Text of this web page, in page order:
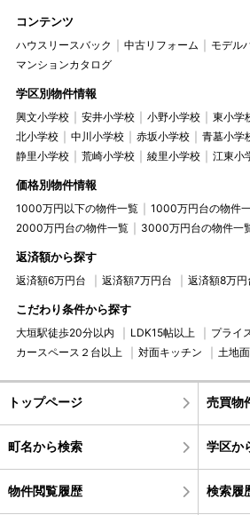
コンテンツ
ハウスリースバック 中古リフォーム
モデル
マンションカタログ
学区別物件情報
興文小学校 安井小学校 小野小学校 東小学
北小学校
中川小学校 赤坂小学校 青墓小学
静里小学校
荒崎小学校 綾里小学校 江東小
価格別物件情報
1000万円以下の物件一覧
1000万円台の物件
2000万円台の物件一覧
3000万円台の物件一
返済額から探す
返済額6万円台 返済額7万円台 返済額8万円
こだわり条件から探す
大垣駅徒歩20分以内 LDK15帖以上
プライ
カースペース２台以上
対面キッチン 土地
トップページ 売買物
町名から検索 学区か
物件閲覧履歴 検索履